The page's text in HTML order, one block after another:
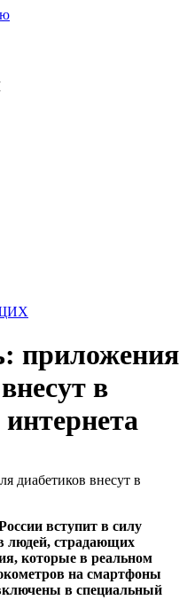
приложения
в
вступит в силу
людей, страдающих
которые в реальном
на смартфоны
в специальный